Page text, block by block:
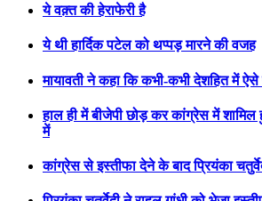
ये वक़्त की हेराफेरी है
ये थी हार्दिक पटेल को थप्पड़ मारने की वजह
मायावती ने कहा कि कभी-कभी देशहित में
हाल ही में बीजेपी छोड़ कर कांग्रेस में शामिल
में
कांग्रेस से इस्तीफा देने के बाद प्रियंका